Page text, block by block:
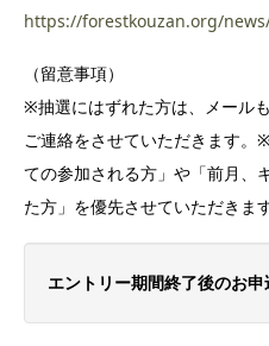
https://forestkouzan.org/
（留意事項）
※抽選にはずれた方は、メール
ご連絡をさせていただきます。
ての参加される方」や「前月、
た方」を優先させていただきま
エントリー期間終了後のお申